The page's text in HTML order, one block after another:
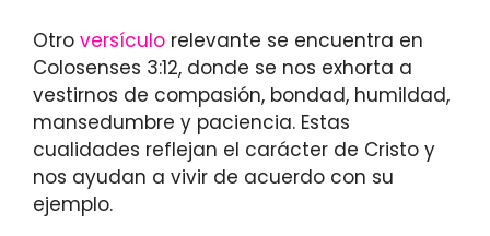
Otro versículo relevante se encuentra en
Colosenses 3:12, donde se nos exhorta a
vestirnos de compasión, bondad, humildad,
mansedumbre y paciencia. Estas
cualidades reflejan el carácter de Cristo y
nos ayudan a vivir de acuerdo con su
ejemplo.